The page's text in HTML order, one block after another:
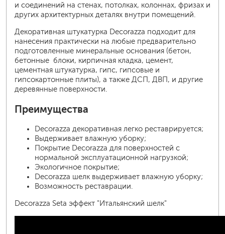
и соединений на стенах, потолках, колоннах, фризах и
других архитектурных деталях внутри помещений.
Декоративная штукатурка Decorazza подходит для
нанесения практически на любые предварительно
подготовленные минеральные основания (бетон,
бетонные блоки, кирпичная кладка, цемент,
цементная штукатурка, гипс, гипсовые и
гипсокартонные плиты), а также ДСП, ДВП, и другие
деревянные поверхности.
Преимущества
Decorazza декоративная легко реставрируется;
Выдерживает влажную уборку;
Покрытие Decorazza для поверхностей с
нормальной эксплуатационной нагрузкой;
Экологичное покрытие;
Decorazza шелк выдерживает влажную уборку;
Возможность реставрации.
Decorazza Seta эффект "Итальянский шелк"